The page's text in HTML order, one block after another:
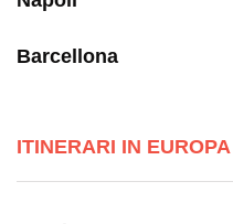
Barcellona
ITINERARI IN EUROPA